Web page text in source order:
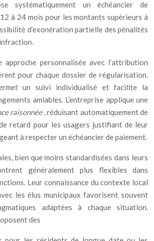
systématiquement un échéancier de
à 24 mois pour les montants supérieurs à
d’exonération partielle des pénalités
approche personnalisée avec l’attribution
pour chaque dossier de régularisation.
un suivi individualisé et facilite la
amiables. L’entreprise applique une
raisonnée, réduisant automatiquement de
retard pour les usagers justifiant de leur
à respecter un échéancier de paiement.
bien que moins standardisées dans leurs
généralement plus flexibles dans
Leur connaissance du contexte local
les élus municipaux favorisent souvent
adaptées à chaque situation.
des